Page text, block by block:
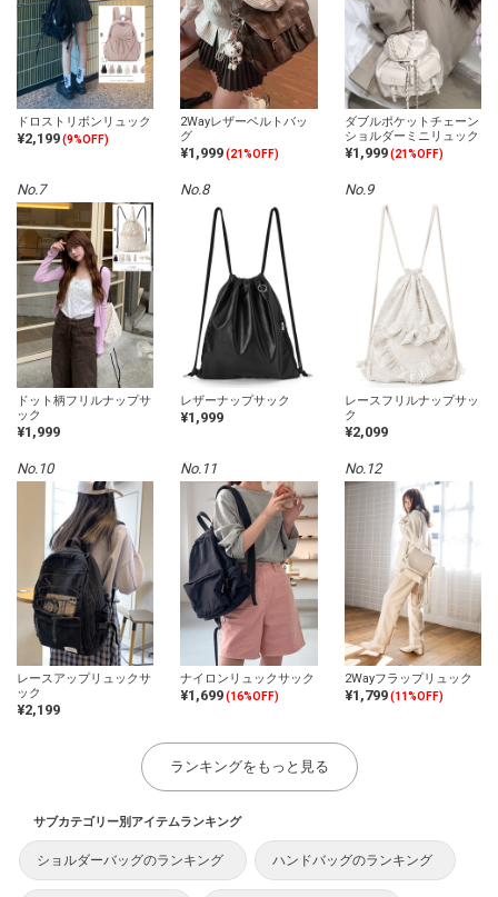
ドロストリボンリュック
¥2,199(9%OFF)
2Wayレザーベルトバッ
グ
¥1,999 (21%OFF)
ダブルポケットチェーン
ショルダーミニリュック
¥1,999 (21%OFF)
No.7
ドット柄フリルナップサ
ック
¥1,999
No.8
レザーナップサック
¥1,999
No.9
レースフリルナップサッ
ク
¥2,099
No.10
レースアップリュックサ
ック
¥2,199
No.11
ナイロンリュックサック
¥1,699 (16%OFF)
No.12
2Wayフラップリュック
¥1,799 (11%OFF)
ランキングをもっと見る
サブカテゴリー別アイテムランキング
ショルダーバッグのランキング ハンドバッグのランキング